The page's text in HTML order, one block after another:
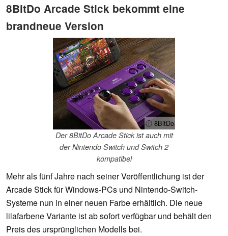
8BitDo Arcade Stick bekommt eine
brandneue Version
ⓘ 8BitDo
Der 8BitDo Arcade Stick ist auch mit
der Nintendo Switch und Switch 2
kompatibel
Mehr als fünf Jahre nach seiner Veröffentlichung ist der
Arcade Stick für Windows-PCs und Nintendo-Switch-
Systeme nun in einer neuen Farbe erhältlich. Die neue
lilafarbene Variante ist ab sofort verfügbar und behält den
Preis des ursprünglichen Modells bei.